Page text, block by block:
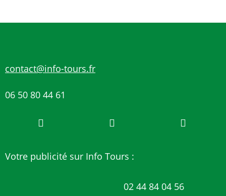
contact@info-tours.fr
06 50 80 44 61
Votre publicité sur Info Tours :
02 44 84 04 56